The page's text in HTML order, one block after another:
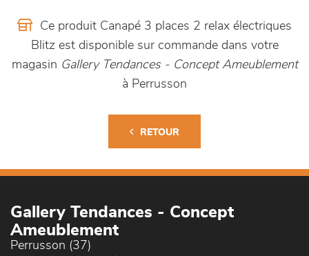
Ce produit Canapé 3 places 2 relax électriques
Blitz est disponible sur commande dans votre
magasin Gallery Tendances - Concept Ameublement
à Perrusson
RETOUR
Gallery Tendances - Concept
Ameublement
Perrusson (37)